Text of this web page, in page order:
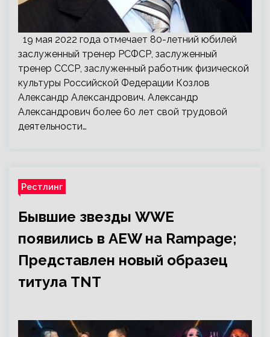
19 мая 2022 года отмечает 80-летний юбилей
заслуженный тренер РСФСР, заслуженный
тренер СССР, заслуженный работник физической
культуры Российской Федерации Козлов
Александр Александрович. Александр
Александрович более 60 лет свой трудовой
деятельности…
Рестлинг
Бывшие звезды WWE
появились в AEW на Rampage;
Представлен новый образец
титула TNT